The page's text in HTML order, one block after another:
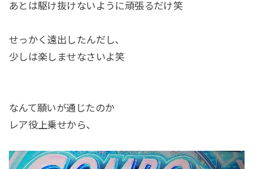
あとは駆け抜けないように頑張るだけ笑
せっかく遠出したんだし、
少しは楽しませなさいよ笑
なんて願いが通じたのか
レア役上乗せから、